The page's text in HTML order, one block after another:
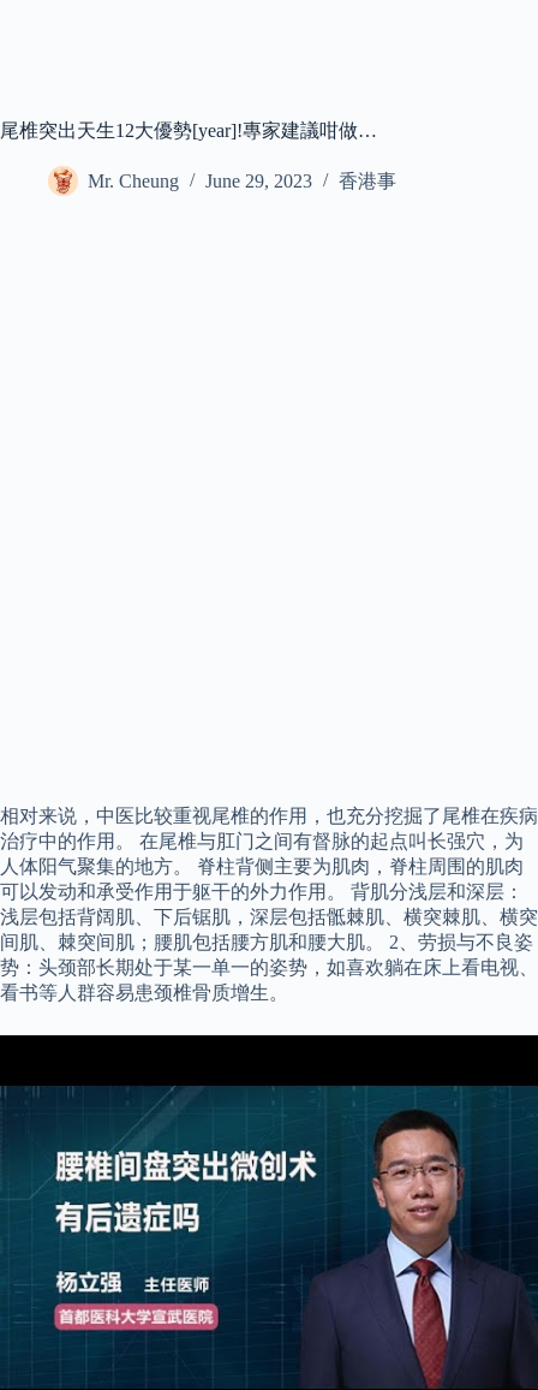
尾椎突出天生12大優勢[year]!專家建議咁做…
Mr. Cheung June 29, 2023 香港事
相对来说，中医比较重视尾椎的作用，也充分挖掘了尾椎在疾病
治疗中的作用。 在尾椎与肛门之间有督脉的起点叫长强穴，为
人体阳气聚集的地方。 脊柱背侧主要为肌肉，脊柱周围的肌肉
可以发动和承受作用于躯干的外力作用。 背肌分浅层和深层：
浅层包括背阔肌、下后锯肌，深层包括骶棘肌、横突棘肌、横突
间肌、棘突间肌；腰肌包括腰方肌和腰大肌。 2、劳损与不良姿
势：头颈部长期处于某一单一的姿势，如喜欢躺在床上看电视、
看书等人群容易患颈椎骨质增生。